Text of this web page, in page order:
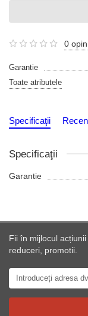
0
Garantie
Toate atributele
Specificaţii
Specificaţii
Garantie
Fii în mijlocul
reduceri, promotii.